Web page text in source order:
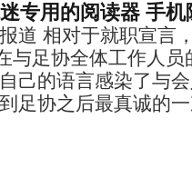
专用的阅读器 手机
相对于就职宣言
与足协全体工作人
己的语言感染了与
足协之后最真诚的